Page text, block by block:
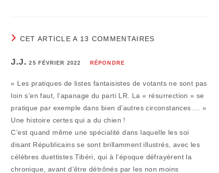
CET ARTICLE A 13 COMMENTAIRES
J.J.25 FÉVRIER 2022 RÉPONDRE
« Les pratiques de listes fantaisistes de votants ne sont pas
loin s’en faut, l’apanage du parti LR. La « résurrection » se
pratique par exemple dans bien d’autres circonstances…. »
Une histoire certes qui a du chien !
C’est quand même une spécialité dans laquelle les soi
disant Républicains se sont brillamment illustrés, avec les
célèbres duettistes Tibéri, qui à l’époque défrayèrent la
chronique, avant d’être détrônés par les non moins